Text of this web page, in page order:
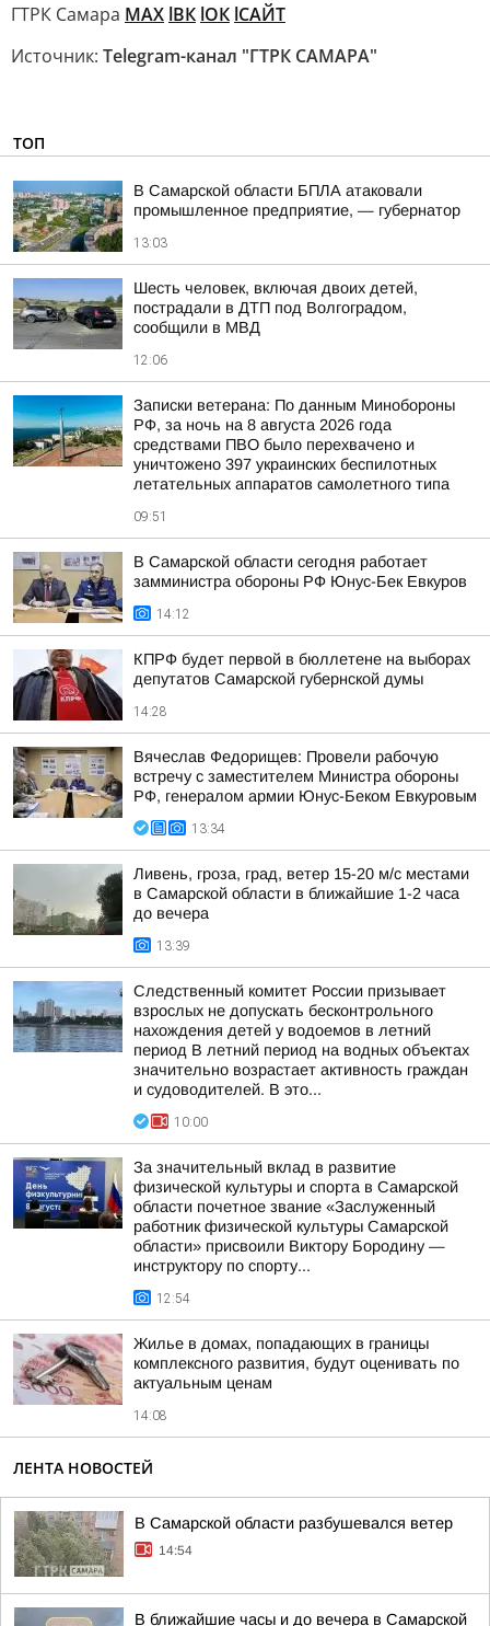
ГТРК Самара MAX lВК lОК lСАЙТ
Источник: Telegram-канал "ГТРК САМАРА"
ТОП
В Самарской области БПЛА атаковали
промышленное предприятие, — губернатор
13:03
Шесть человек, включая двоих детей,
пострадали в ДТП под Волгоградом,
сообщили в МВД
12:06
Записки ветерана: По данным Минобороны
РФ, за ночь на 8 августа 2026 года
средствами ПВО было перехвачено и
уничтожено 397 украинских беспилотных
летательных аппаратов самолетного типа
09:51
В Самарской области сегодня работает
замминистра обороны РФ Юнус-Бек Евкуров
14:12
КПРФ будет первой в бюллетене на выборах
депутатов Самарской губернской думы
14:28
Вячеслав Федорищев: Провели рабочую
встречу с заместителем Министра обороны
РФ, генералом армии Юнус-Беком Евкуровым
13:34
Ливень, гроза, град, ветер 15-20 м/с местами
в Самарской области в ближайшие 1-2 часа
до вечера
13:39
Следственный комитет России призывает
взрослых не допускать бесконтрольного
нахождения детей у водоемов в летний
период В летний период на водных объектах
значительно возрастает активность граждан
и судоводителей. В это...
10:00
За значительный вклад в развитие
физической культуры и спорта в Самарской
области почетное звание «Заслуженный
работник физической культуры Самарской
области» присвоили Виктору Бородину —
инструктору по спорту...
12:54
Жилье в домах, попадающих в границы
комплексного развития, будут оценивать по
актуальным ценам
14:08
ЛЕНТА НОВОСТЕЙ
В Самарской области разбушевался ветер
14:54
В ближайшие часы и до вечера в Самарской